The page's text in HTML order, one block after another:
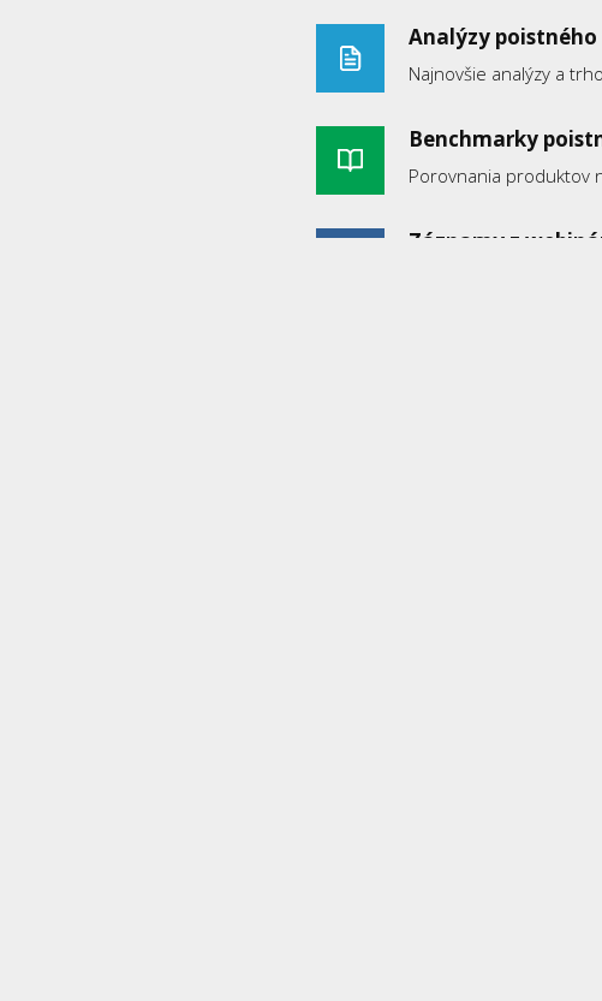
Analýzy
Najnovšie analýzy a
Benchmarky
Porovnania produktov
Záznamy z